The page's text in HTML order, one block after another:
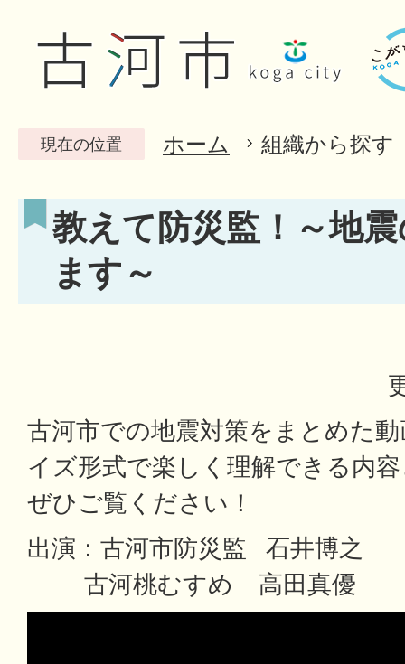
現在の位置 ホーム 組織から探す
教えて防災監！～地
ます～
古河市での地震対策をまとめた
イズ形式で楽しく理解できる内
ぜひご覧ください！
出演：古河市防災監 石井博之
古河桃むすめ 高田真優